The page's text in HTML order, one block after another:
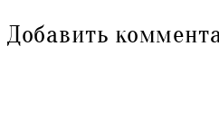
Добавить